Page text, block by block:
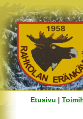
Etusivu |